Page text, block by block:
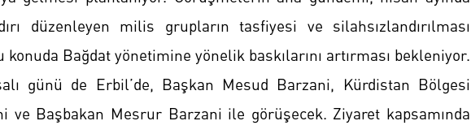
düzenleyen milis grupların tasfiyesi ve silahsızlandırılması
Bağdat yönetimine yönelik baskılarını artırması bekleniyor.
günü de Erbil’de, Başkan Mesud Barzani, Kürdistan Bölgesi
ve Başbakan Mesrur Barzani ile görüşecek. Ziyaret kapsamında